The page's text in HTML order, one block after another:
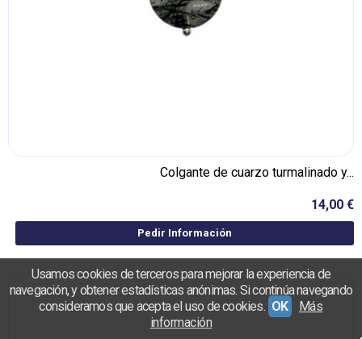
Colgante de cuarzo turmalinado y...
14,00 €
Pedir Información
Usamos cookies de terceros para mejorar la experiencia de
navegación, y obtener estadísticas anónimas. Si continúa navegando
consideramos que acepta el uso de cookies. OK
Más
información